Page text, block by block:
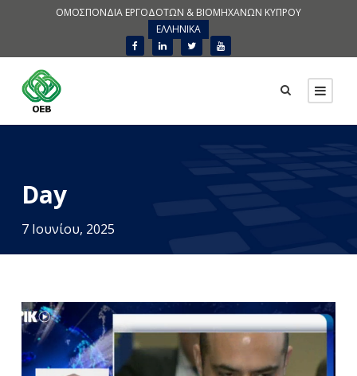
ΟΜΟΣΠΟΝΔΙΑ ΕΡΓΟΔΟΤΩΝ & ΒΙΟΜΗΧΑΝΩΝ ΚΥΠΡΟΥ
ΕΛΛΗΝΙΚΑ
Day
7 Ιουνίου, 2025